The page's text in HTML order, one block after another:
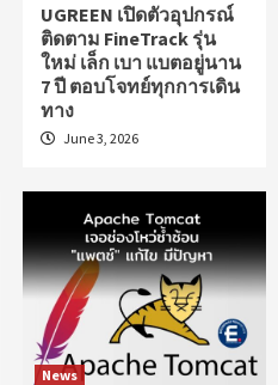
UGREEN เปิดตัวอุปกรณ์
ติดตาม FineTrack รุ่น
ใหม่ เล็ก เบา แบตอยู่นาน
7 ปี ตอบโจทย์ทุกการเดิน
ทาง
June 3, 2026
News